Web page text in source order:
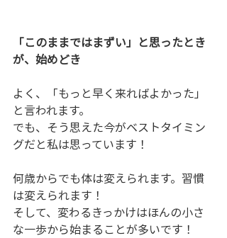
「このままではまずい」と思ったとき
が、始めどき
よく、「もっと早く来ればよかった」
と言われます。
でも、そう思えた今がベストタイミン
グだと私は思っています！
何歳からでも体は変えられます。習慣
は変えられます！
そして、変わるきっかけはほんの小さ
な一歩から始まることが多いです！